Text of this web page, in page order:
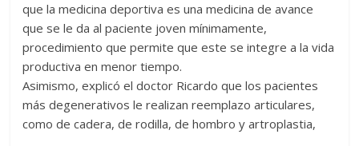
que la medicina deportiva es una medicina de avance
que se le da al paciente joven mínimamente,
procedimiento que permite que este se integre a la vida
productiva en menor tiempo.
Asimismo, explicó el doctor Ricardo que los pacientes
más degenerativos le realizan reemplazo articulares,
como de cadera, de rodilla, de hombro y artroplastia,